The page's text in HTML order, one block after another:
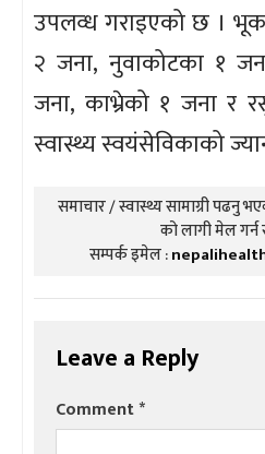
उपलव्ध गराइएको छ ।
२ जना, नुवाकोटका १
जना, काभ्रेको १ जना र
स्वास्थ्य स्वयंसेविकाको
समाचार / स्वास्थ्य सामाग्री पढनु
को लागी मेल
सम्पर्क इमेल :
Leave a Reply
Comment*